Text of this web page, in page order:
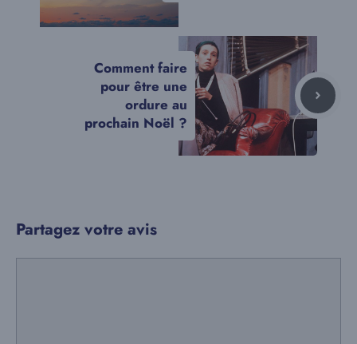
Comment faire
pour être une
ordure au
prochain Noël ?
Partagez votre avis